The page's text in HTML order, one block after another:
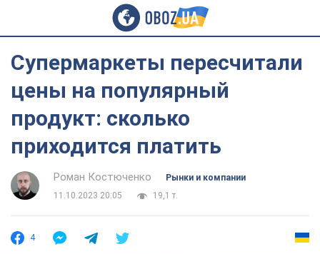
Супермаркеты пересчитали
цены на популярный
продукт: сколько
приходится платить
Роман Костюченко
Рынки и компании
11.10.2023 20:05
19,1 т.
4